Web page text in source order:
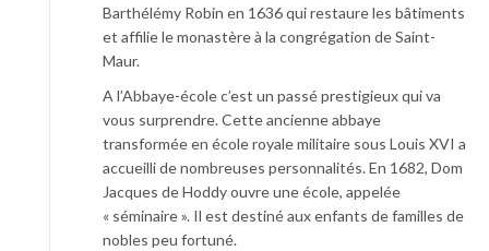
Barthélémy Robin en 1636 qui restaure les bâtiments
et affilie le monastère à la congrégation de Saint-
Maur.
A l’Abbaye-école c’est un passé prestigieux qui va
vous surprendre. Cette ancienne abbaye
transformée en école royale militaire sous Louis XVI a
accueilli de nombreuses personnalités. En 1682, Dom
Jacques de Hoddy ouvre une école, appelée
« séminaire ». Il est destiné aux enfants de familles de
nobles peu fortuné.